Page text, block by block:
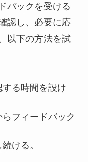
バックを受ける
認し、必要に応
以下の方法を試
る時間を設け
フィードバック
ける。